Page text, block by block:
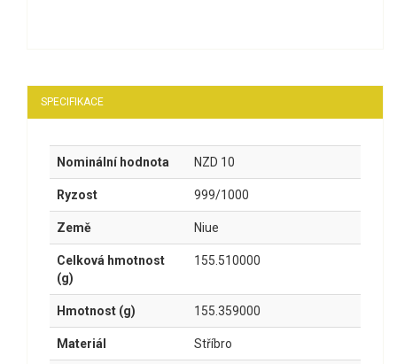
SPECIFIKACE
Nominální hodnota NZD 10
Ryzost 999/1000
Země Niue
Celková hmotnost
(g)
155.510000
Hmotnost (g) 155.359000
Materiál Stříbro